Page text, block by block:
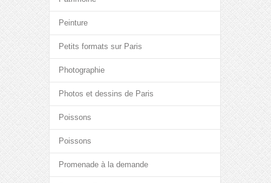
Peinture
Petits formats sur Paris
Photographie
Photos et dessins de Paris
Poissons
Poissons
Promenade à la demande